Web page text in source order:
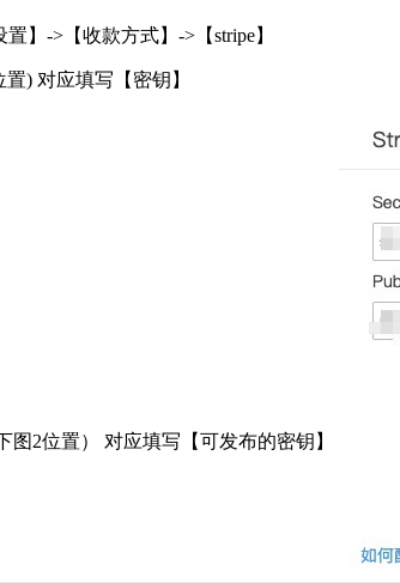
】->【收款方式】->【stripe】
置) 对应填写【密钥】
图2位置） 对应填写【可发布的密钥】